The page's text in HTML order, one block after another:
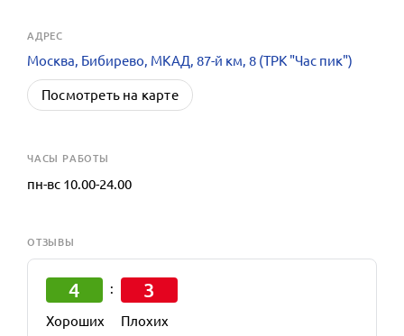
АДРЕС
Москва, Бибирево, МКАД, 87-й км, 8 (ТРК "Час пик")
Посмотреть на карте
ЧАСЫ РАБОТЫ
пн-вс 10.00-24.00
ОТЗЫВЫ
4
Хороших
: 3
Плохих